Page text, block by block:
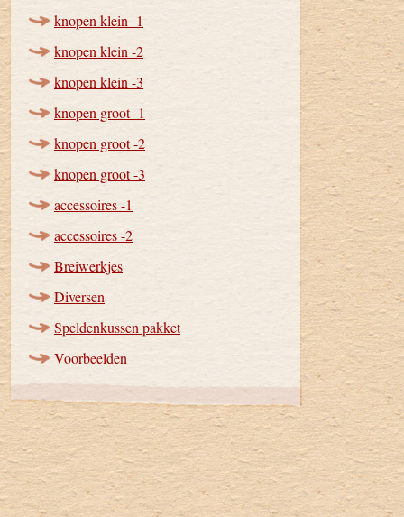
knopen klein -1
knopen klein -2
knopen klein -3
knopen groot -1
knopen groot -2
knopen groot -3
accessoires -1
accessoires -2
Breiwerkjes
Diversen
Speldenkussen pakket
Voorbeelden